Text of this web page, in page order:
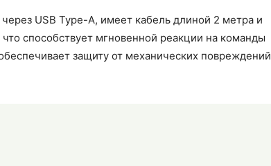
USB Type-A, имеет кабель длиной 2 метра и
способствует мгновенной реакции на команды
защиту от механических повреждений